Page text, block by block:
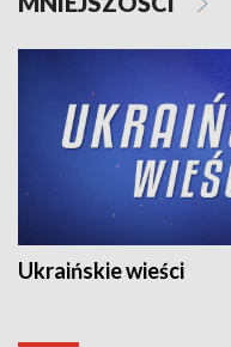
Ukraińskie wieści